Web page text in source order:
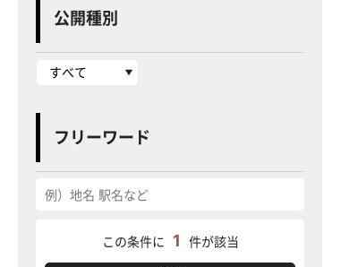
公開種別
フリーワード
この条件に 1 件が該当